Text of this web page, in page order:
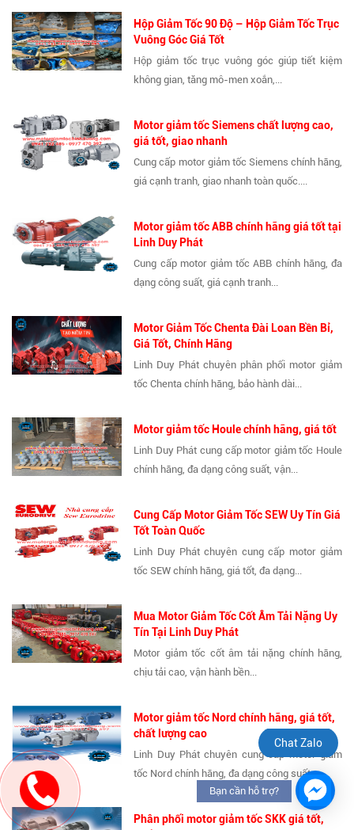
Hộp Giảm Tốc 90 Độ – Hộp Giảm Tốc Trục
Vuông Góc Giá Tốt
Hộp giảm tốc trục vuông góc giúp tiết kiệm
không gian, tăng mô-men xoắn,...
Motor giảm tốc Siemens chất lượng cao,
giá tốt, giao nhanh
Cung cấp motor giảm tốc Siemens chính hãng,
giá cạnh tranh, giao nhanh toàn quốc....
Motor giảm tốc ABB chính hãng giá tốt tại
Linh Duy Phát
Cung cấp motor giảm tốc ABB chính hãng, đa
dạng công suất, giá cạnh tranh...
Motor Giảm Tốc Chenta Đài Loan Bền Bỉ,
Giá Tốt, Chính Hãng
Linh Duy Phát chuyên phân phối motor giảm
tốc Chenta chính hãng, bảo hành dài...
Motor giảm tốc Houle chính hãng, giá tốt
Linh Duy Phát cung cấp motor giảm tốc Houle
chính hãng, đa dạng công suất, vận...
Cung Cấp Motor Giảm Tốc SEW Uy Tín Giá
Tốt Toàn Quốc
Linh Duy Phát chuyên cung cấp motor giảm
tốc SEW chính hãng, giá tốt, đa dạng...
Mua Motor Giảm Tốc Cốt Âm Tải Nặng Uy
Tín Tại Linh Duy Phát
Motor giảm tốc cốt âm tải nặng chính hãng,
chịu tải cao, vận hành bền...
Motor giảm tốc Nord chính hãng, giá tốt,
chất lượng cao
Linh Duy Phát chuyên cung cấp motor giảm
tốc Nord chính hãng, đa dạng công suất,...
Phân phối motor giảm tốc SKK giá tốt,
Chat Zalo
Bạn cần hỗ trợ?